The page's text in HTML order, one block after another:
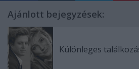
Ajánlott bejegyzések:
Különleges